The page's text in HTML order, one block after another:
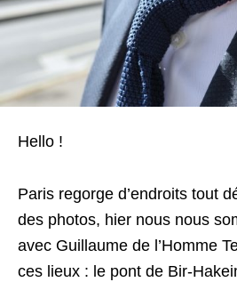
Hello !
Paris regorge d’endroits tout
des photos, hier nous nous
avec Guillaume de l’Homme
ces lieux : le pont de Bir-